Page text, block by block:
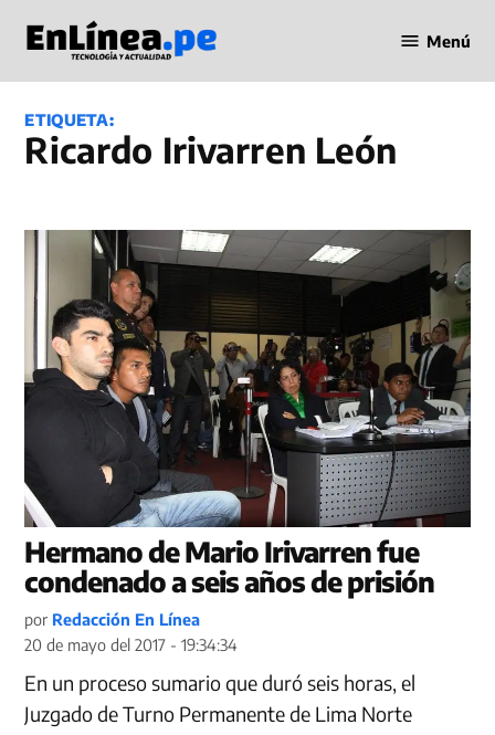
contenido
en Línea
Menú
ETIQUETA:
Ricardo Irivarren León
Hermano de Mario Irivarren fue
condenado a seis años de prisión
por Redacción En Línea
20 de mayo del 2017 - 19:34:34
En un proceso sumario que duró seis horas, el
Juzgado de Turno Permanente de Lima Norte